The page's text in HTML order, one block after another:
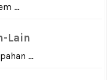
...
Lain
...